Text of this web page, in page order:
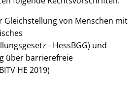
Gleichstellung von Menschen mit
- HessBGG) und
über barrierefreie
HE 2019)